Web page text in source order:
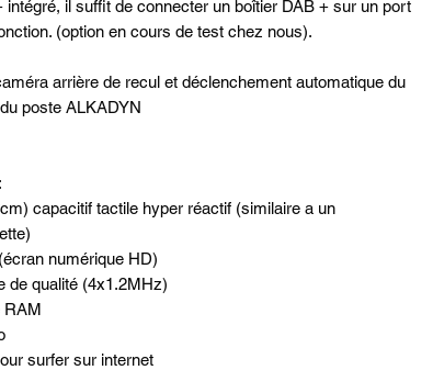
intégré, il suffit de connecter un boîtier DAB + sur un port
(option en cours de test chez nous).
arrière de recul et déclenchement automatique du
poste ALKADYN
capacitif tactile hyper réactif (similaire a un
numérique HD)
de qualité (4x1.2MHz)
RAM
surfer sur internet